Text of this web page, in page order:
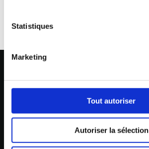
Statistiques
Marketing
Tout autoriser
Autoriser la sélection
2630 Taastrup, Denmark